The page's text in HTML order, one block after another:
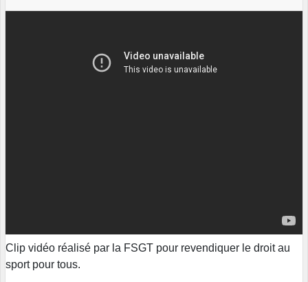
Clip vidéo réalisé par la FSGT pour revendiquer le droit au
sport pour tous.